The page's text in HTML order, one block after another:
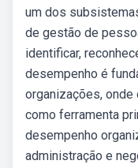
um dos
de gestão de
identificar,
desempenho é
organizações,
como ferramenta
desempenho
administração e